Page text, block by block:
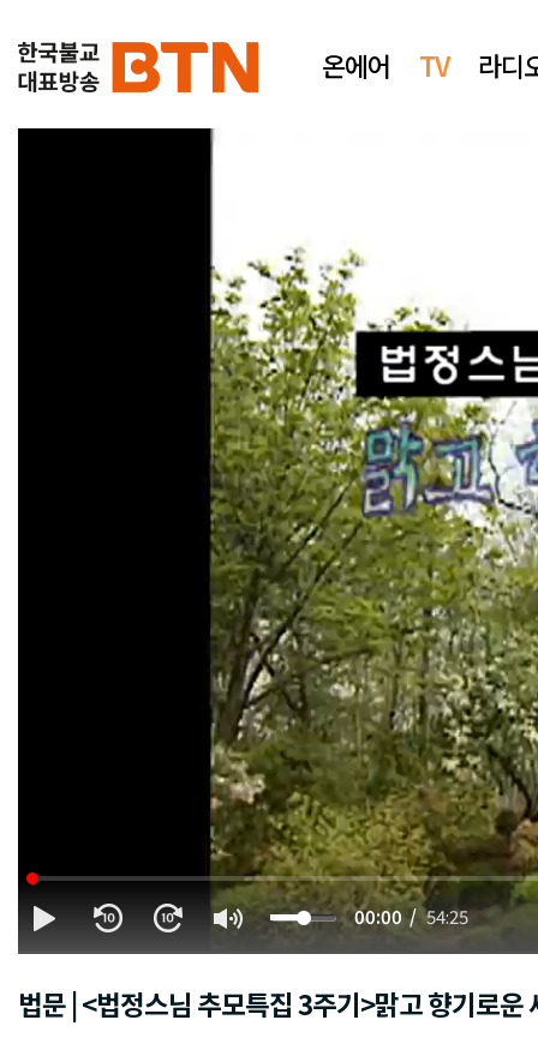
온에어 TV 라디
00:00 54:25
법문 | <법정스님 추모특집 3주기>맑고 향기로운